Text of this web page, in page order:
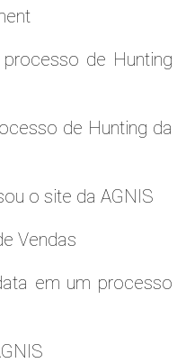
de Hunting
de Hunting da
o site da AGNIS
Vendas
em um processo